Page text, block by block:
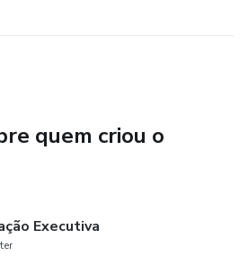
quem criou o
Executiva